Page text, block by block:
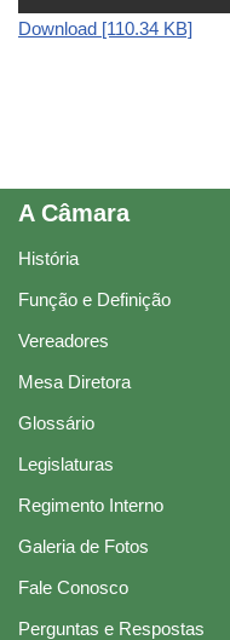
Download [110.34 KB]
A Câmara
História
Função e Definição
Vereadores
Mesa Diretora
Glossário
Legislaturas
Regimento Interno
Galeria de Fotos
Fale Conosco
Perguntas e Respostas